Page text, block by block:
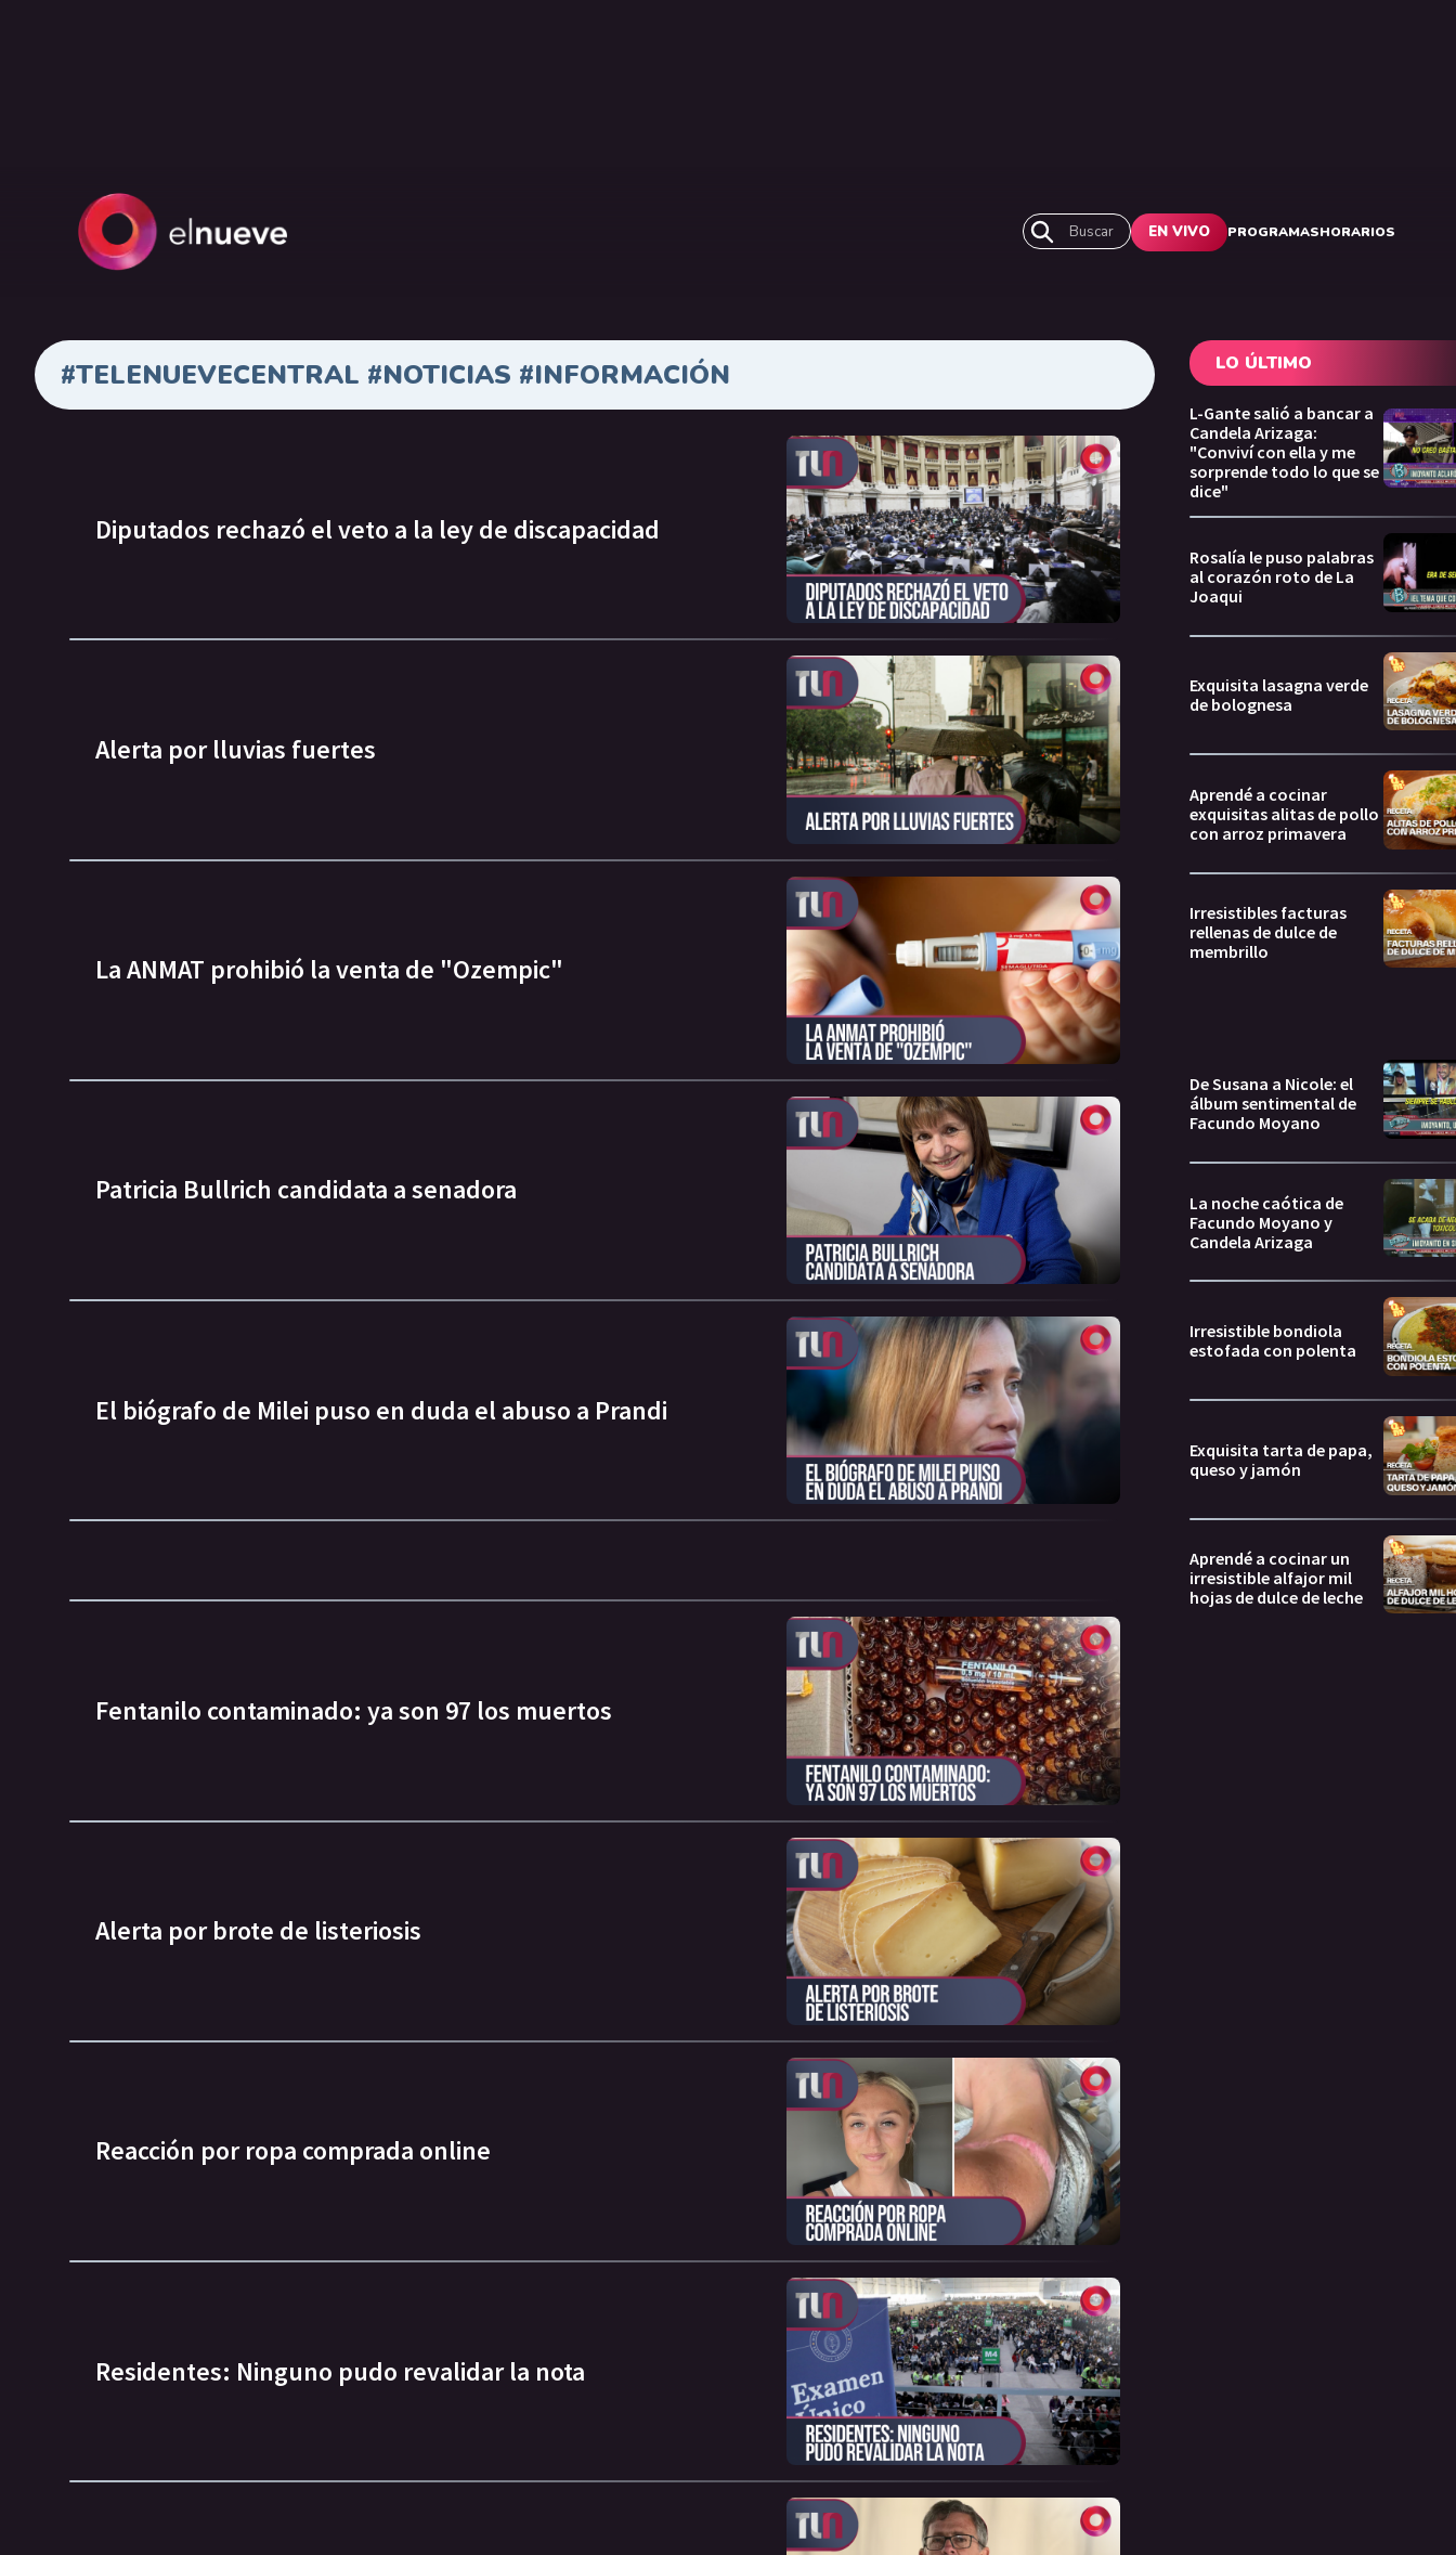
Buscar EN VIVO PROGRAMASHORARIOS
#TELENUEVECENTRAL #NOTICIAS #INFORMACIÓN
Diputados rechazó el veto a la ley de discapacidad
Alerta por lluvias fuertes
La ANMAT prohibió la venta de "Ozempic"
Patricia Bullrich candidata a senadora
El biógrafo de Milei puso en duda el abuso a Prandi
Fentanilo contaminado: ya son 97 los muertos
Alerta por brote de listeriosis
Reacción por ropa comprada online
Residentes: Ninguno pudo revalidar la nota
LO ÚLTIMO
L-Gante salió a bancar a
Candela Arizaga:
"Conviví con ella y me
sorprende todo lo que se
dice"
Rosalía le puso palabras
al corazón roto de La
Joaqui
Exquisita lasagna verde
de bolognesa
Aprendé a cocinar
exquisitas alitas de pollo
con arroz primavera
Irresistibles facturas
rellenas de dulce de
membrillo
De Susana a Nicole: el
álbum sentimental de
Facundo Moyano
La noche caótica de
Facundo Moyano y
Candela Arizaga
Irresistible bondiola
estofada con polenta
Exquisita tarta de papa,
queso y jamón
Aprendé a cocinar un
irresistible alfajor mil
hojas de dulce de leche